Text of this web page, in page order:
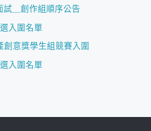
＿創作組順序公告
入圍名單
創意獎學生組競賽入圍
入圍名單